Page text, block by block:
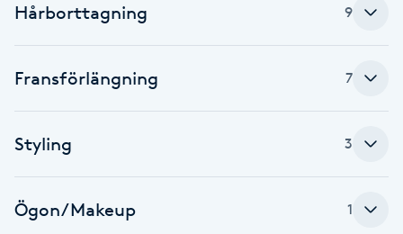
Fotsvamp
Fransar
Hårborttagning 9
Fransförlängning 7
Styling 3
Ögon/Makeup 1